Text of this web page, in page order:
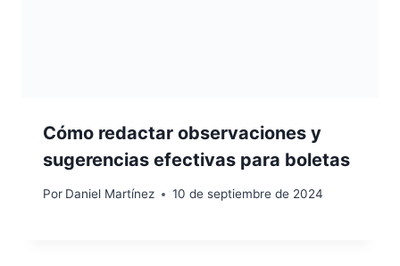
Cómo redactar observaciones y
sugerencias efectivas para boletas
Por Daniel Martínez 10 de septiembre de 2024